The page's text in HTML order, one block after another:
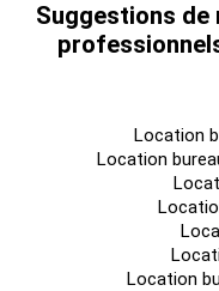
Suggestions de
Location
Location
Location